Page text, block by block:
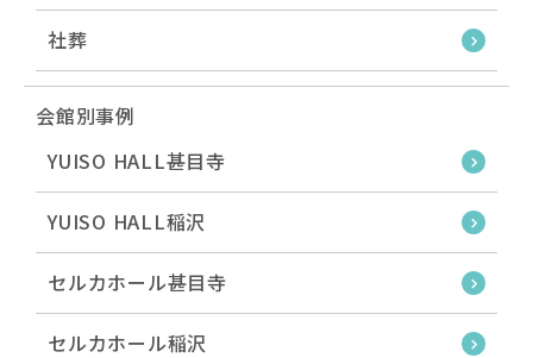
社葬
会館別事例
YUISO HALL甚目寺
YUISO HALL稲沢
セルカホール甚目寺
セルカホール稲沢